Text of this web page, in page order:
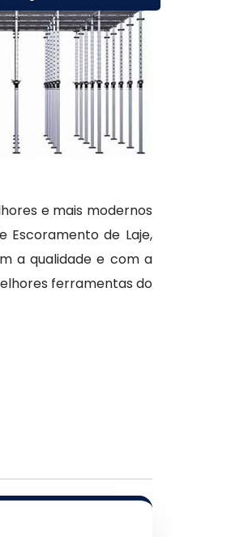
e mais modernos
Escoramento de Laje,
a qualidade e com a
ferramentas do